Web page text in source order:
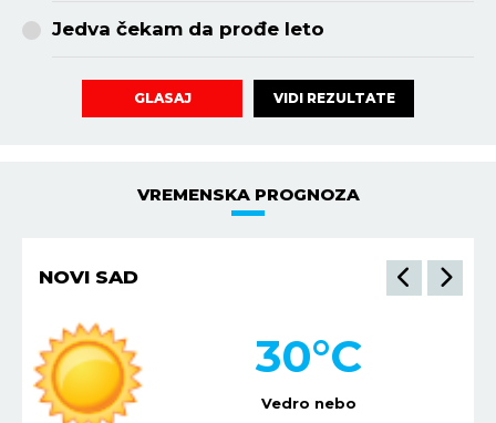
Jedva čekam da prođe leto
GLASAJ VIDI REZULTATE
VREMENSKA PROGNOZA
NOVI SAD
Vedro nebo
30°C